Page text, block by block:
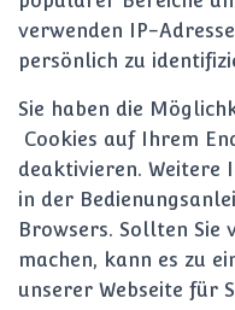
verwenden IP-
persönlich zu
Sie haben die
Cookies auf Ihrem
deaktivieren. Weitere
in der
Browsers. Sollten Sie
machen, kann es zu
unserer Webseite für